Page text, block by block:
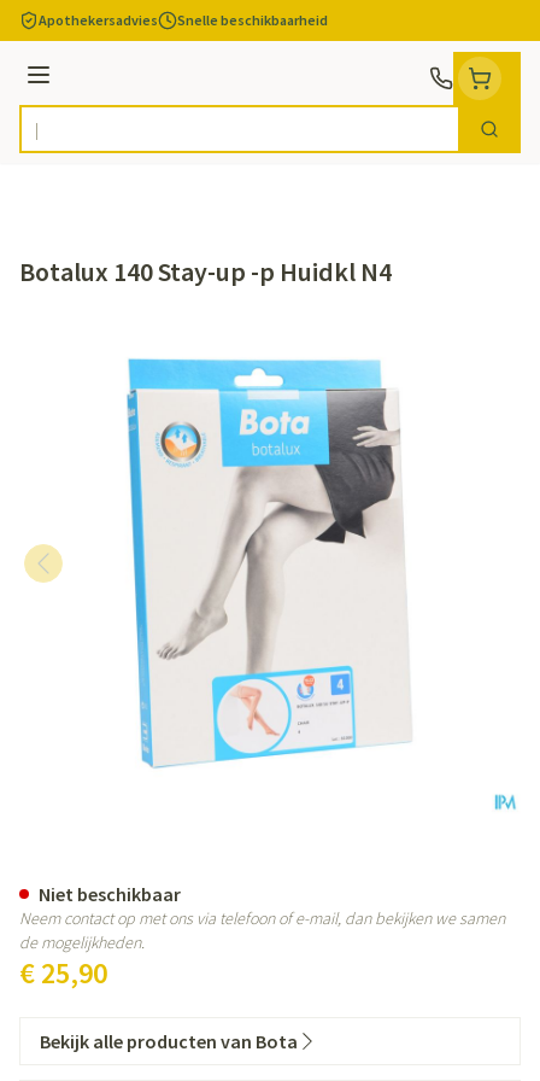
Ga naar de inhoud
Apothekersadvies Snelle beschikbaarheid
Menu
Product, merk, categorie... Zoek
Botalux 140 Stay-up -p Huidkl N4
€ 25,90
Niet beschikbaar
Neem contact op met ons via telefoon of e-mail, dan bekijken we samen
de mogelijkheden.
Bekijk alle producten van Bota